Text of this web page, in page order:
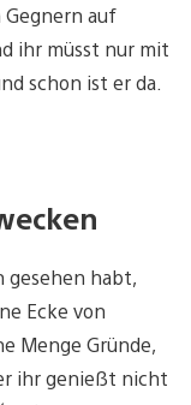
auf
ihr müsst nur mit
schon ist er da.
gesehen habt,
Ecke von
Menge Gründe,
ihr genießt nicht